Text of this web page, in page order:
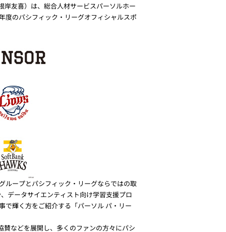
友喜）は、総合人材サービスパーソルホー
度のパシフィック・リーグオフィシャルスポ
ループとパシフィック・リーグならではの取
データサイエンティスト向け学習支援プロ
輝く方をご紹介する「パーソル パ・リー
などを展開し、多くのファンの方々にパシ